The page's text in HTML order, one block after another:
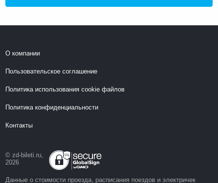
О компании
Пользовательское соглашение
Политика использования cookie файлов
Политика конфиденциальности
Контакты
© zd-bileti.ru,
2026
Данные о стоимости проезда, расписания поездов и электричек